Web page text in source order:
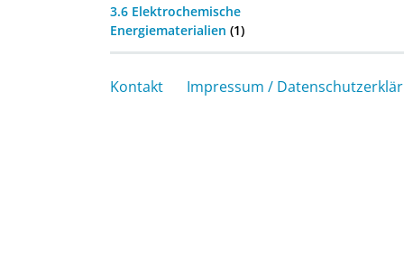
3.6 Elektrochemische
Energiematerialien (1)
Kontakt Impressum /